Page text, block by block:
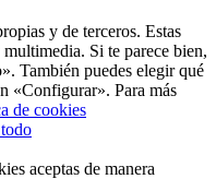
y de terceros. Estas
Si te parece bien,
También puedes elegir qué
«Configurar». Para más
de cookies
aceptas de manera